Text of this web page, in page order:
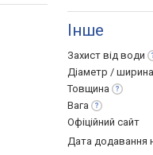
Інше
Захист від води
Діаметр / ширина
Товщина
Вага
Офіційний сайт
Дата додавання